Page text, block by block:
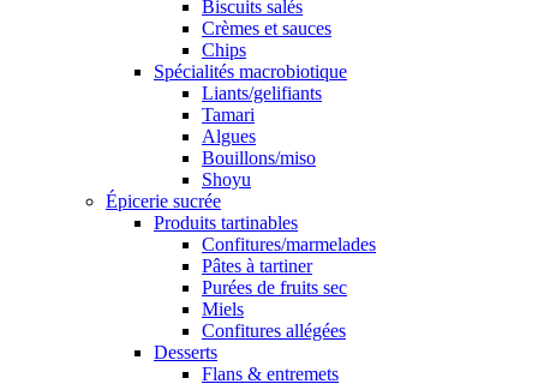
Biscuits salés
Crèmes et sauces
Chips
Spécialités macrobiotique
Liants/gelifiants
Tamari
Algues
Bouillons/miso
Shoyu
Épicerie sucrée
Produits tartinables
Confitures/marmelades
Pâtes à tartiner
Purées de fruits sec
Miels
Confitures allégées
Desserts
Flans & entremets